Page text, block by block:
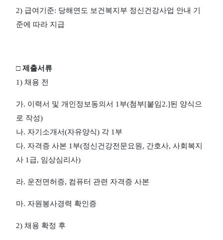
2) 급여기준: 당해연도 보건복지부 정신건강사업 안내 기
준에 따라 지급
□ 제출서류
1) 채용 전
가. 이력서 및 개인정보동의서 1 부(첨부[붙임2.]된 양식으
로 작성)
나. 자기소개서(자유양식) 각 1 부
다. 자격증 사본 1 부(정신건강전문요원 , 간호사, 사회복지
사 1 급, 임상심리사)
라. 운전면허증, 컴퓨터 관련 자격증 사본
마. 자원봉사경력 확인증
2) 채용 확정 후